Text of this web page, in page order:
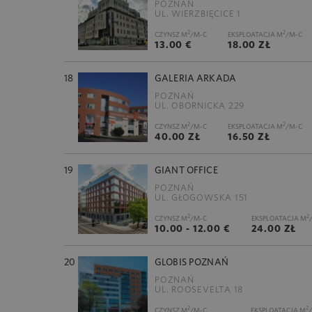
POZNAŃ
UL. WIERZBIĘCICE 1
CZYNSZ M2/M-C
13.00 €
EKSPLOATACJA M2/M-C
18.00 ZŁ
18 GALERIA ARKADA
POZNAŃ
UL. OBORNICKA 229
CZYNSZ M2/M-C
40.00 ZŁ
EKSPLOATACJA M2/M-C
16.50 ZŁ
19 GIANT OFFICE
POZNAŃ
UL. GŁOGOWSKA 151
CZYNSZ M2/M-C
10.00 - 12.00 €
EKSPLOATACJA M2
24.00 ZŁ
20 GLOBIS POZNAŃ
POZNAŃ
UL. ROOSEVELTA 18
CZYNSZ M2/M-C EKSPLOATACJA M2/